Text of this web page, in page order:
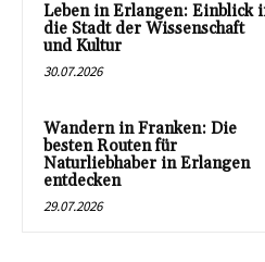
Leben in Erlangen: Einblick
die Stadt der Wissenschaft
und Kultur
30.07.2026
Wandern in Franken: Die
besten Routen für
Naturliebhaber in Erlangen
entdecken
29.07.2026